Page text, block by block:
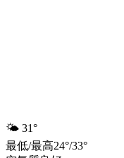
🌤️ 31°
最低/最高24°/33°